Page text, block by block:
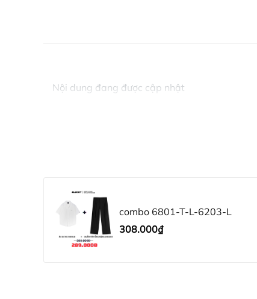
Nội dung đang được cập nhật
combo 6801-T-L-6203-L
308.000₫